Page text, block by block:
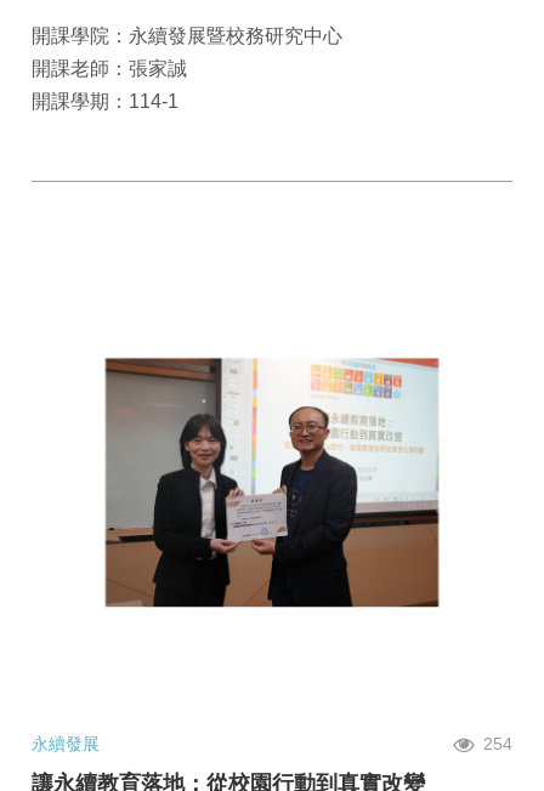
開課學院：永續發展暨校務研究中心
開課老師：張家誠
開課學期：114-1
永續發展 254
讓永續教育落地：從校園行動到真實改變